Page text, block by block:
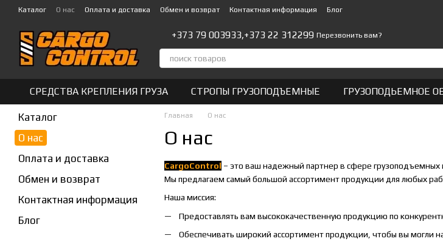
Перейти к основному контенту
Каталог О нас Оплата и доставка Обмен и возврат Контактная информация Блог
+373 79 003933,+373 22 312299 Перезвонить вам?
СРЕДСТВА КРЕПЛЕНИЯ ГРУЗА СТРОПЫ ГРУЗОПОДЪЕМНЫЕ ГРУЗОПОДЬЕМНОЕ
Главная О нас
О нас
CargoControl – это ваш надежный партнер в сфере
Мы предлагаем самый большой ассортимент продукции для любых
Наша миссия:
Предоставлять вам высококачественную продукцию по
Обеспечивать широкий ассортимент продукции, чтобы вы могли
Каталог
О нас
Оплата и доставка
Обмен и возврат
Контактная информация
Блог